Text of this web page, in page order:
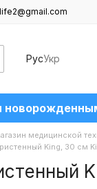
РусУкр
медицинской
King, 30 см